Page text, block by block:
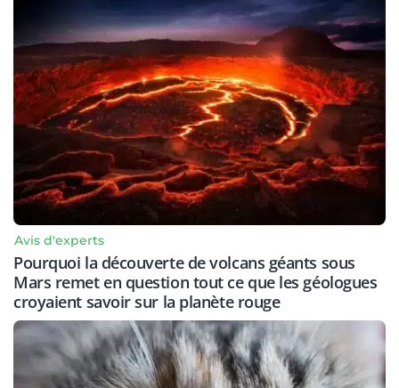
Avis d'experts
Pourquoi la découverte de volcans géants sous
Mars remet en question tout ce que les géologues
croyaient savoir sur la planète rouge